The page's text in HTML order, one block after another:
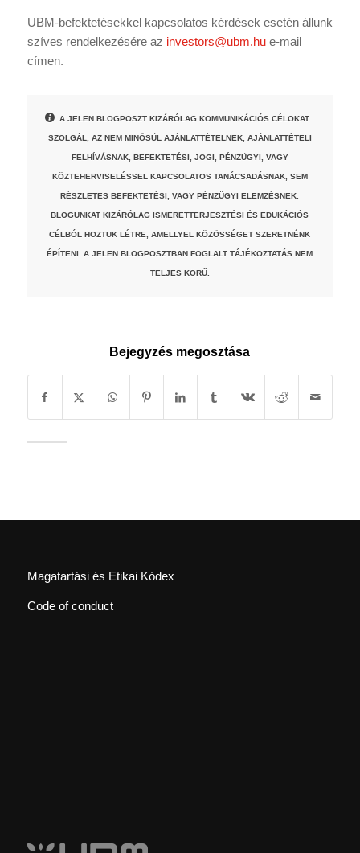
UBM-befektetésekkel kapcsolatos kérdések esetén állunk
szíves rendelkezésére az investors@ubm.hue-mail
címen.
A JELEN BLOGPOSZT KIZÁRÓLAG KOMMUNIKÁCIÓS CÉLOKAT
SZOLGÁL, AZ NEM MINŐSÜL AJÁNLATTÉTELNEK, AJÁNLATTÉTELI
FELHÍVÁSNAK, BEFEKTETÉSI, JOGI, PÉNZÜGYI, VAGY
KÖZTEHERVISELÉSSEL KAPCSOLATOS TANÁCSADÁSNAK, SEM
RÉSZLETES BEFEKTETÉSI, VAGY PÉNZÜGYI ELEMZÉSNEK.
BLOGUNKAT KIZÁRÓLAG ISMERETTERJESZTÉSI ÉS EDUKÁCIÓS
CÉLBÓL HOZTUK LÉTRE, AMELLYEL KÖZÖSSÉGET SZERETNÉNK
ÉPÍTENI. A JELEN BLOGPOSZTBAN FOGLALT TÁJÉKOZTATÁS NEM
TELJES KÖRŰ.
Bejegyzés megosztása
Magatartási és Etikai Kódex
Code of conduct